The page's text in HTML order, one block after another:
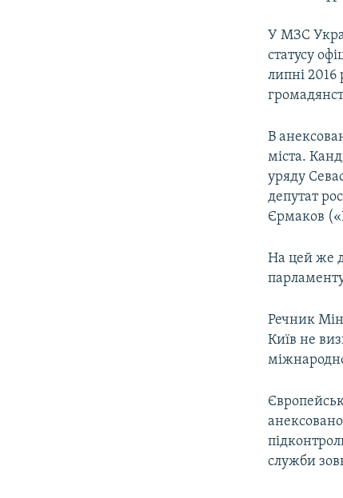
У МЗС
статусу
липні 2016
В
міста.
уряду
депутат
Єрмаков
На цей же
Речник
Київ не
служби